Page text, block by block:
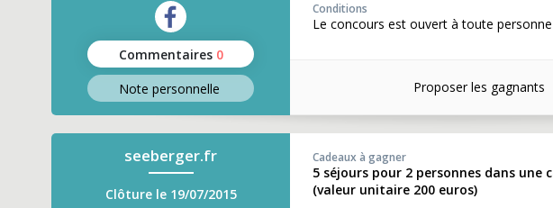
Commentaires 0
Note personnelle
Conditions
Le concours est ouvert à toute
Proposer les gagnants
seeberger.fr
Clôture le 19/07/2015
Cadeaux à gagner
5 séjours pour 2 personnes dans
(valeur unitaire 200 euros)